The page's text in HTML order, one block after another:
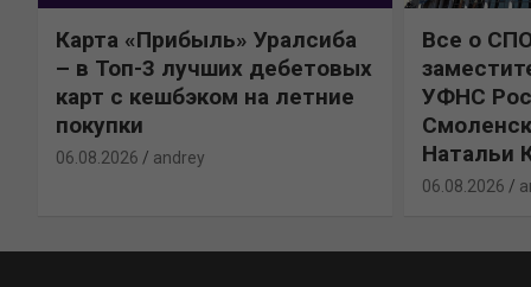
Карта «Прибыль» Уралсиба
– в Топ-3 лучших дебетовых
карт с кешбэком на летние
покупки
06.08.2026 andrey
Все о
УФНС
Натальи
06.08.2026